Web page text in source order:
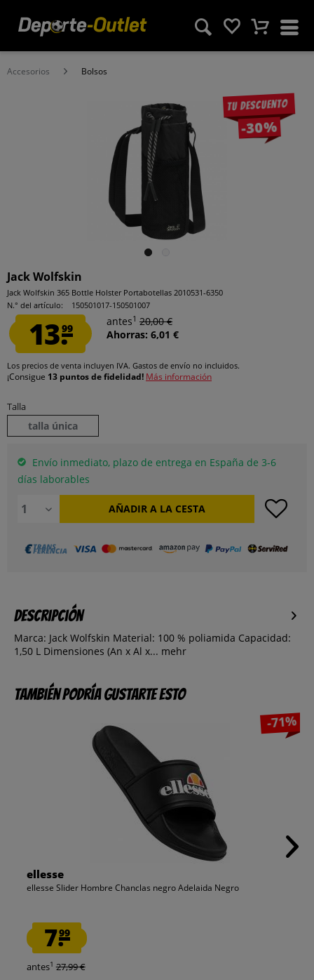
Accesorios Bolsos
Tu descuento
-30%
Jack Wolfskin
Jack Wolfskin 365 Bottle Holster Portabotellas 2010531-6350
N.° del artículo:
150501017-150501007
13.99
antes1 20,00 €
Ahorras: 6,01 €
Los precios de venta incluyen IVA. Gastos de envío no incluidos.
¡Consigue 13 puntos de fidelidad! Más información
Talla
talla única
Envío inmediato, plazo de entrega en España de 3-6
días laborables
AÑADIR A LA CESTA
Descripción
Marca: Jack Wolfskin Material: 100 % poliamida Capacidad:
1,50 L Dimensiones (An x Al x... mehr
También podría gustarte esto
-71%
ellesse
ellesse Slider Hombre Chanclas negro Adelaida Negro
7.99
antes1 27,99 €